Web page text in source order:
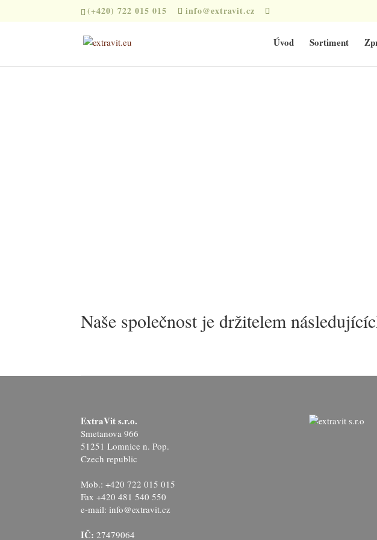
(+420) 722 015 015 info@extravit.cz
Úvod Sortiment
Naše společnost je držitelem
ExtraVit s.r.o.
Smetanova 966
51251 Lomnice n. Pop.
Czech republic
Mob.: +420 722 015 015
Fax +420 481 540 550
e-mail: info@extravit.cz
IČ: 27479064